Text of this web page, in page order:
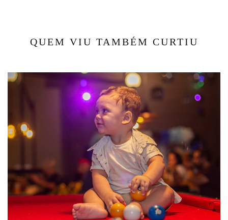
QUEM VIU TAMBÉM CURTIU